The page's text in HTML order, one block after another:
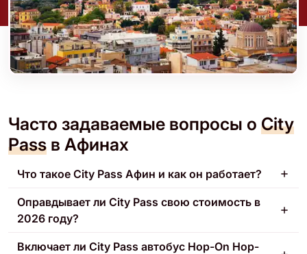
Часто задаваемые вопросы о City
Pass в Афинах
Что такое City Pass Афин и как он работает?
Оправдывает ли City Pass свою стоимость в
2026 году?
Включает ли City Pass автобус Hop-On Hop-